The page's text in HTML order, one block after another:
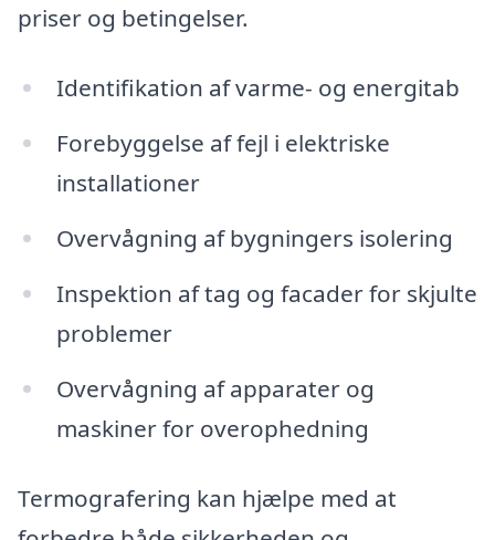
priser og betingelser.
Identifikation af varme- og energitab
Forebyggelse af fejl i elektriske
installationer
Overvågning af bygningers isolering
Inspektion af tag og facader for skjulte
problemer
Overvågning af apparater og
maskiner for overophedning
Termografering kan hjælpe med at